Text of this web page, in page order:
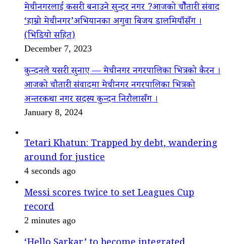
मेचीनगरलाई कसरी बनाउने सुन्दर नगर ?आजको चौैतारी संवाद
‘हाम्रो मेचीनगर’अभियानका अगुवा बिजय डालमियाँसँग ।
(भिडियो सहित)
December 7, 2023
कुन्दनले यसरी सुनाए — मेचीनगर नगरपालिका भित्रको कैरन ।
आजको चौतारी संवादमा मेचीनगर नगरपालिका भित्रको
अन्तरकथा नगर सदस्य कुन्दन निरौलासँग ।
January 8, 2024
Tetari Khatun: Trapped by debt, wandering
around for justice
4 seconds ago
Messi scores twice to set Leagues Cup
record
2 minutes ago